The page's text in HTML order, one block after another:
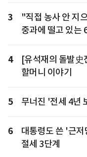
3
"직접 농사 안 지
중과에 떨고 있는
4
[유석재의 돌발史
할머니 이야기
5 무너진 '전세 4년
6
대통령도 쓴 '근
절세 3단계